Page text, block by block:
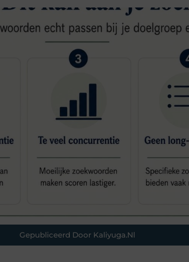
Gepubliceerd Door Kaliyuga.nl